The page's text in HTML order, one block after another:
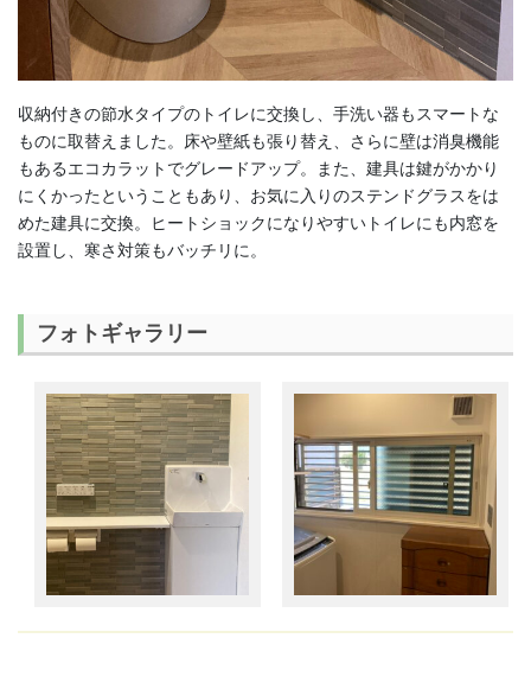
収納付きの節水タイプのトイレに交換し、手洗い器もスマートな
ものに取替えました。床や壁紙も張り替え、さらに壁は消臭機能
もあるエコカラットでグレードアップ。また、建具は鍵がかかり
にくかったということもあり、お気に入りのステンドグラスをは
めた建具に交換。ヒートショックになりやすいトイレにも内窓を
設置し、寒さ対策もバッチリに。
フォトギャラリー